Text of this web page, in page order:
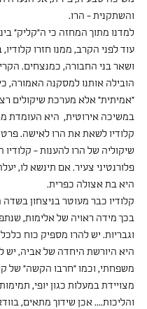
והשתקנית - הרו.
למדנו מתוך המחזה כי ה"קליק"
עוד לפני הקרב, ממנו חזרו קלודיו,
ושאר בני החבורה, כמנצחים.
הובילה אותנו למסקנה האמורה,
"אמיתית" אלא מערכת שיקולים
במשיכה אירוטית,  היא העומדת
קלודיו לשאת את הרו לאישה.
שיקוליה של הרו להענות - קלודיו
פלורנטיני צעיר. אם תינשא לו,
היא בת אצולה כפרית.
קלודיו כבר מעוטר בניצחון בשדה
בכך מידה ראויה של אלימות,
וגבריות. יש להרו מספיק כוח
היא היורשת היחדה של אביה, יש
משפחתי, וכמו "חרבו הקשה" של
מצויידת במעלות כגון יופי,
והליכות.... אכן שידוך מתאים,